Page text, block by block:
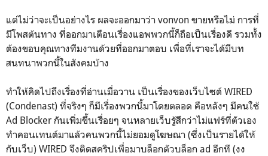
แต่ไม่ว่าจะเป็นอย่างไร ผลจะออกมาว่า vonvon ขายหรือไม่ การที่
มีโพสต้นทาง ที่ออกมาเตือนเรื่องแอพพวกนี้ก็ถือเป็นเรื่องดี รวมทั้ง
ต้องขอบคุณทางทีมงานด้วยที่ออกมาตอบ เพื่อที่เราจะได้มีบท
สนทนาพวกนี้ในสังคมบ้าง
ทำให้คิดไปถึงเรื่องที่อ่านเมื่อวาน เป็นเรื่องของเว็บไซต์ WIRED
(Condenast) ที่จริงๆ ก็มีเรื่องพวกนี้มาโดยตลอด คือหลังๆ มีคนใช้
Ad Blocker กันเพิ่มขึ้นเรื่อยๆ จนหลายเว็บรู้สึกว่าไม่แฟร์ที่ตัวเอง
ทำคอนเทนต์มาแล้วคนพวกนี้ไม่ยอมดูโฆษณา (ซึ่งเป็นรายได้ให้
กับเว็บ) WIRED จึงติดสคริปเพื่อมาบล็อกตัวบล็อก ad อีกที (งง